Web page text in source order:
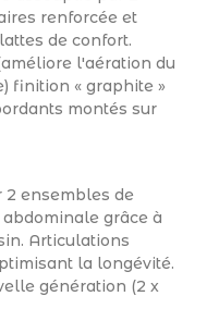
renforcée et
de confort.
l'aération du
finition « graphite »
montés sur
ensembles de
grâce à
Articulations
la longévité.
génération (2 x